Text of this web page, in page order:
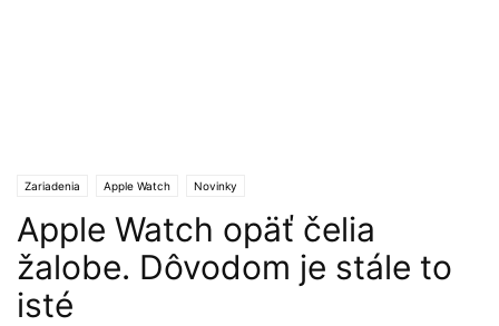
Zariadenia Apple Watch Novinky
Apple Watch opäť čelia
žalobe. Dôvodom je stále to
isté